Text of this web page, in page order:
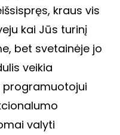
kraus vis
kai Jūs turinį
bet svetainėje jo
veikia
programuotojui
valyti